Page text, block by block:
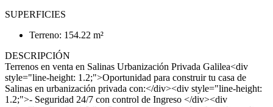
SUPERFICIES
Terreno: 154.22 m²
DESCRIPCIÓN
Terrenos en venta en Salinas Urbanización Privada Galilea<div
style="line-height: 1.2;">Oportunidad para construir tu casa de
Salinas en urbanización privada con:</div><div style="line-height:
1.2;">- Seguridad 24/7 con control de Ingreso </div><div